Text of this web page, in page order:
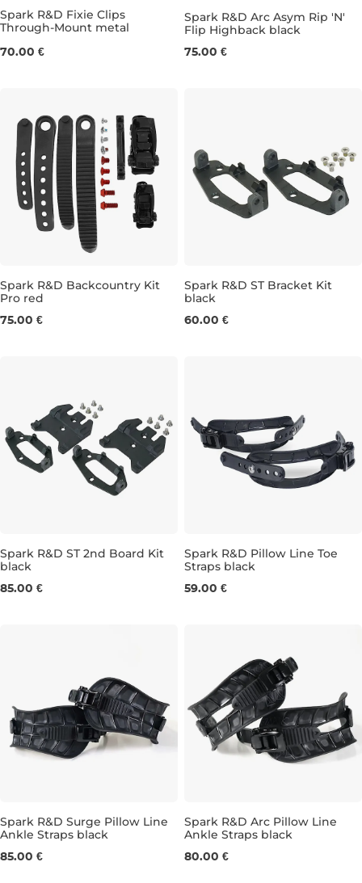
Spark R&D Fixie Clips
Through-Mount metal
70.00 €
Spark R&D Arc Asym Rip 'N'
Flip Highback black
75.00 €
Spark R&D Backcountry Kit
Pro red
75.00 €
Spark R&D ST Bracket Kit
black
60.00 €
Spark R&D ST 2nd Board Kit
black
85.00 € L
Spark R&D Pillow Line Toe
Straps black
59.00 €
M L
Spark R&D Surge Pillow Line
Ankle Straps black
85.00 € S M
Spark R&D Arc Pillow Line
Ankle Straps black
80.00 €